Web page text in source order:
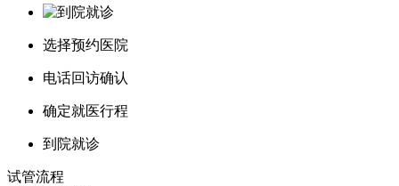
选择预约医院
电话回访确认
确定就医行程
到院就诊
试管流程